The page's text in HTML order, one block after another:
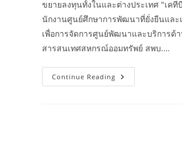
ขยายลงทุนทั้งในและต่างประเทศ "เค
นักงานศูนย์ศึกษาการพัฒนาที่ยั่งยืนแล
เพื่อการจัดการศูนย์พัฒนาและบริการ
สารสนเทศสหกรณ์ออมทรัพย์ สพบ.…
Continue Reading เศรษฐกิจ
การ